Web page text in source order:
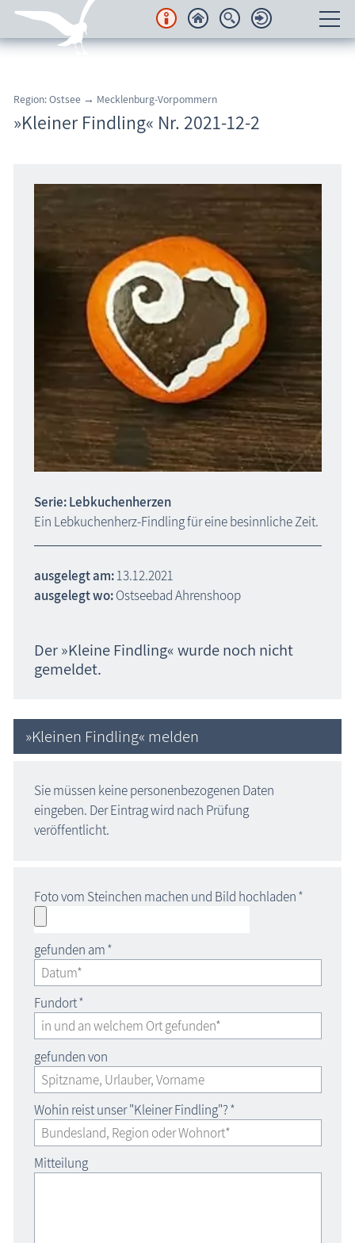
Regionales
Karten
Wissenswertes
Veranstaltungen
Region: Ostsee → Mecklenburg-Vorpommern
»Kleiner Findling« Nr. 2021-12-2
Serie: Lebkuchenherzen
Ein Lebkuchenherz-Findling für eine besinnliche Zeit.
ausgelegt am:13.12.2021
ausgelegt wo:Ostseebad Ahrenshoop
Der »Kleine Findling« wurde noch nicht
gemeldet.
»Kleinen Findling« melden
Sie müssen keine personenbezogenen Daten
eingeben. Der Eintrag wird nach Prüfung
veröffentlicht.
Foto vom Steinchen machen und Bild hochladen*
gefunden am*
Fundort*
gefunden von
Wohin reist unser "Kleiner Findling"?*
Mitteilung